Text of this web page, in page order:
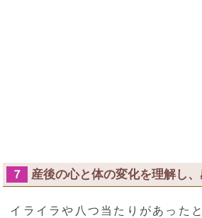
７ 産後の心と体の変化を理解し
イライラや八つ当たりがあった